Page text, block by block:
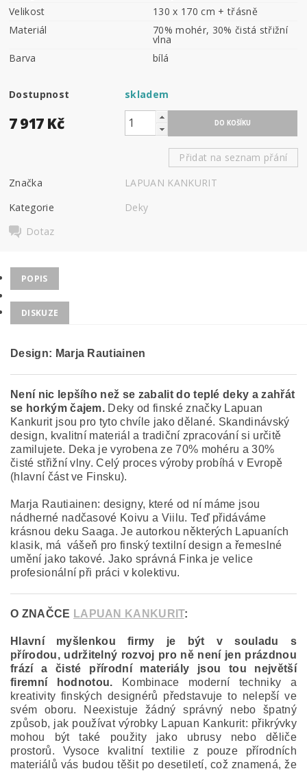
Velikost
130 x 170 cm + třásně
Materiál
70% mohér, 30% čistá střižní
vlna
Barva
bílá
Dostupnost skladem
7 917 Kč
Přidat na seznam přání
Značka
LAPUAN KANKURIT
Kategorie
Deky
Dotaz
POPIS
DISKUZE
Design: Marja Rautiainen
Není nic lepšího než se zabalit do teplé deky a zahřát
se horkým čajem. Deky od finské značky Lapuan
Kankurit jsou pro tyto chvíle jako dělané. Skandinávský
design, kvalitní materiál a tradiční zpracování si určitě
zamilujete. Deka je vyrobena ze 70% mohéru a 30%
čisté střižní vlny. Celý proces výroby probíhá v Evropě
(hlavní část ve Finsku).
Marja Rautiainen: designy, které od ní máme jsou
nádherné nadčasové Koivu a Viilu. Teď přidáváme
krásnou deku Saaga. Je autorkou některých Lapuaních
klasik, má vášeň pro finský textilní design a řemeslné
umění jako takové. Jako správná Finka je velice
profesionální při práci v kolektivu.
O ZNAČCE LAPUAN KANKURIT:
Hlavní myšlenkou firmy je být v souladu s
přírodou, udržitelný rozvoj pro ně není jen prázdnou
frází a čisté přírodní materiály jsou tou největší
firemní hodnotou. Kombinace moderní techniky a
kreativity finských designérů představuje to nelepší ve
svém oboru. Neexistuje žádný správný nebo špatný
způsob, jak používat výrobky Lapuan Kankurit: přikrývky
mohou být také použity jako ubrusy nebo děliče
prostorů. Vysoce kvalitní textilie z pouze přírodních
materiálů vás budou těšit po desetiletí, což znamená, že